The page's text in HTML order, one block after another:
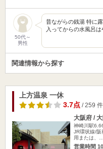
50代～
男性
昔ながらの銭湯 特に
入ってからの水風呂
関連情報から探す
上方温泉 一休
3.7点/ 259 件
大阪府 /
神崎川駅
JR環状線/阪
用または、…
営業時間